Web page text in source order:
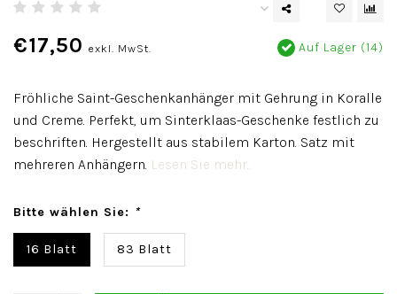
€17,50 exkl. MwSt. Auf Lager (14)
Fröhliche Saint-Geschenkanhänger mit Gehrung in Koralle
und Creme. Perfekt, um Sinterklaas-Geschenke festlich zu
beschriften. Hergestellt aus stabilem Karton. Satz mit
mehreren Anhängern. Lesen Sie mehr..
Bitte wählen Sie: *
16 Blatt 83 Blatt